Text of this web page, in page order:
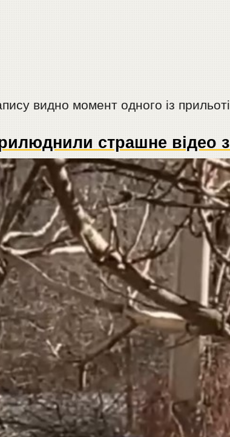
видно момент одного із
страшне відео